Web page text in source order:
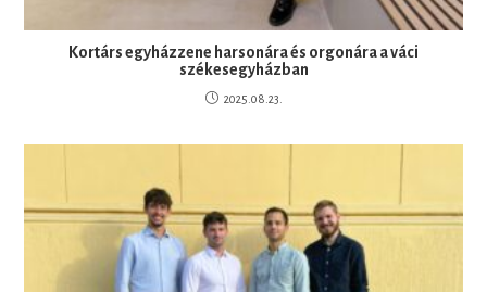
Kortárs egyházzene harsonára és orgonára a váci
székesegyházban
2025.08.23.